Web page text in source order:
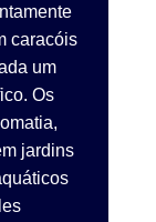
caracóis
um
Os
jardins